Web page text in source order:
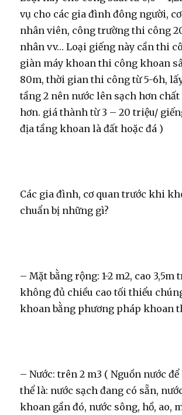
vụ cho các gia đình đông người,
nhân viên, công trường thi công
nhân vv… Loại giếng này cần thi
giàn máy khoan thi công khoan
80m, thời gian thi công từ 5-6h,
tầng 2 nên nước lên sạch hơn
hơn. giá thành từ 3 – 20 triệu/
địa tầng khoan là đất hoặc đá )
Các gia đình, cơ quan trước khi
chuẩn bị những gì?
– Mặt bằng rộng: 1-2 m2, cao 3,5m
không đủ chiều cao tối thiểu
khoan bằng phương pháp khoan
– Nước: trên 2 m3 ( Nguồn nước
thể là: nước sạch đang có sẵn,
khoan gần đó, nước sông, hồ, ao,